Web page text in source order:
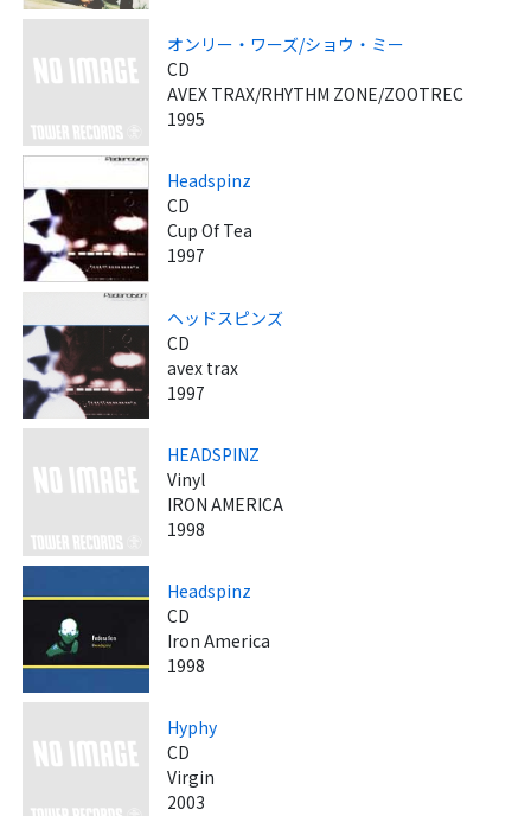
オンリー・ワーズ/ショウ・ミー
CD
AVEX TRAX/RHYTHM ZONE/ZOOTREC
1995
Headspinz
CD
Cup Of Tea
1997
ヘッドスピンズ
CD
avex trax
1997
HEADSPINZ
Vinyl
IRON AMERICA
1998
Headspinz
CD
Iron America
1998
Hyphy
CD
Virgin
2003